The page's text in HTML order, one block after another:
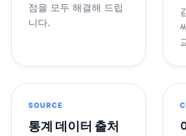
점을 모두 해결해 드립
니다.
SOURCE
통계 데이터 출처